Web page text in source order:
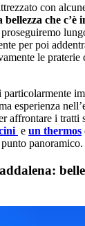
con
che c’è
per poi
le praterie
esperienza
affrontare i tratti
e un thermos
panoramico.